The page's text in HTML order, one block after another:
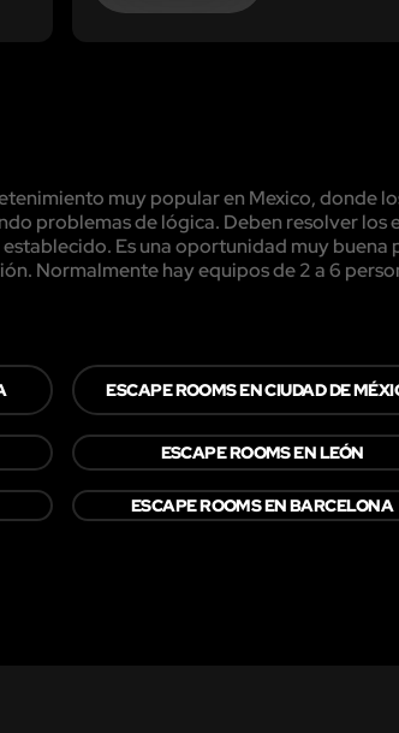
muy popular en Mexico, donde
problemas de lógica. Deben resolver los
Es una oportunidad muy
Normalmente hay equipos de 2 a 6
ESCAPE ROOMS EN CIUDAD DE
ESCAPE ROOMS EN LEÓN
ESCAPE ROOMS EN BARCELONA